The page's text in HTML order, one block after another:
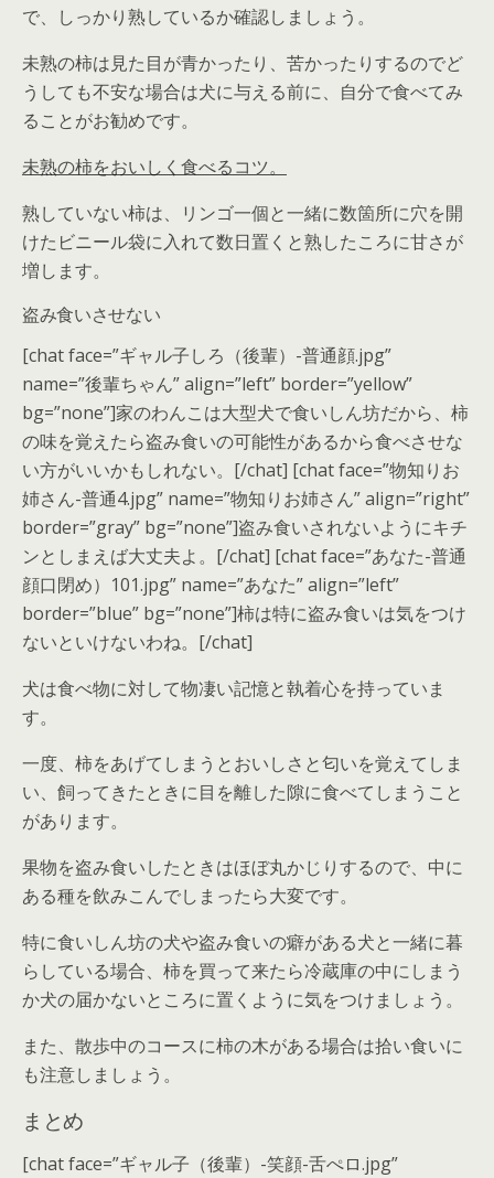
で、しっかり熟しているか確認しましょう。
未熟の柿は見た目が青かったり、苦かったりするのでど
うしても不安な場合は犬に与える前に、自分で食べてみ
ることがお勧めです。
未熟の柿をおいしく食べるコツ。
熟していない柿は、リンゴ一個と一緒に数箇所に穴を開
けたビニール袋に入れて数日置くと熟したころに甘さが
増します。
盗み食いさせない
[chat face=”ギャル子しろ（後輩）-普通顔.jpg”
name=”後輩ちゃん” align=”left” border=”yellow”
bg=”none”]家のわんこは大型犬で食いしん坊だから、柿
の味を覚えたら盗み食いの可能性があるから食べさせな
い方がいいかもしれない。[/chat] [chat face=”物知りお
姉さん-普通4.jpg” name=”物知りお姉さん” align=”right”
border=”gray” bg=”none”]盗み食いされないようにキチ
ンとしまえば大丈夫よ。[/chat] [chat face=”あなた-普通
顔口閉め）101.jpg” name=”あなた” align=”left”
border=”blue” bg=”none”]柿は特に盗み食いは気をつけ
ないといけないわね。[/chat]
犬は食べ物に対して物凄い記憶と執着心を持っていま
す。
一度、柿をあげてしまうとおいしさと匂いを覚えてしま
い、飼ってきたときに目を離した隙に食べてしまうこと
があります。
果物を盗み食いしたときはほぼ丸かじりするので、中に
ある種を飲みこんでしまったら大変です。
特に食いしん坊の犬や盗み食いの癖がある犬と一緒に暮
らしている場合、柿を買って来たら冷蔵庫の中にしまう
か犬の届かないところに置くように気をつけましょう。
また、散歩中のコースに柿の木がある場合は拾い食いに
も注意しましょう。
まとめ
[chat face=”ギャル子（後輩）-笑顔-舌ぺロ.jpg”